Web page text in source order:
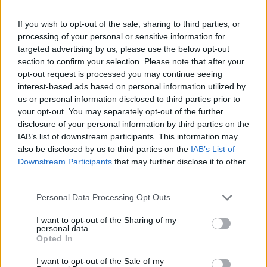
If you wish to opt-out of the sale, sharing to third parties, or
processing of your personal or sensitive information for
targeted advertising by us, please use the below opt-out
section to confirm your selection. Please note that after your
opt-out request is processed you may continue seeing
interest-based ads based on personal information utilized by
us or personal information disclosed to third parties prior to
your opt-out. You may separately opt-out of the further
disclosure of your personal information by third parties on the
IAB’s list of downstream participants. This information may
also be disclosed by us to third parties on the IAB’s List of
Downstream Participants that may further disclose it to other
Please note that this website/app uses one or more Google
not limited to your visit or usage behaviour. You may click to
grant or deny consent to Google and its third-party tags to
use your data for below specified purposes in below Google
consent section.
Personal Data Processing Opt Outs
I want to opt-out of the Sharing of my
personal data.
Opted In
I want to opt-out of the Sale of my
partecipazione dei cittadini tramite le nuove
tecnologie digitali.
Per la prima volta nella storia di Catania, è stata
ufficialmente discussa ed esaminata questa
storica ed innovativa proposta di modifica dello
statuto, in modo da prendere in considerazione un
percorso di modifica dello Statuto mediante
l’introduzione deldirittodi accesso alla rete
più vivibile, sostenibile e accessibile
tecnologie.